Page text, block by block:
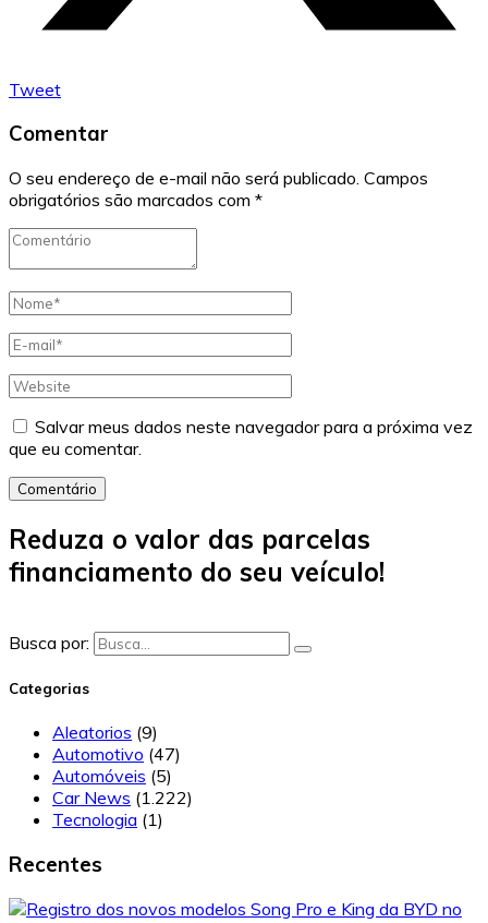
Tweet
Comentar
O seu endereço de e-mail não será publicado. Campos
obrigatórios são marcados com *
Salvar meus dados neste navegador para a próxima vez
que eu comentar.
Comentário
Reduza o valor das parcelas
financiamento do seu veículo!
Busca por:
Categorias
Aleatorios (9)
Automotivo (47)
Automóveis (5)
Car News (1.222)
Tecnologia (1)
Recentes